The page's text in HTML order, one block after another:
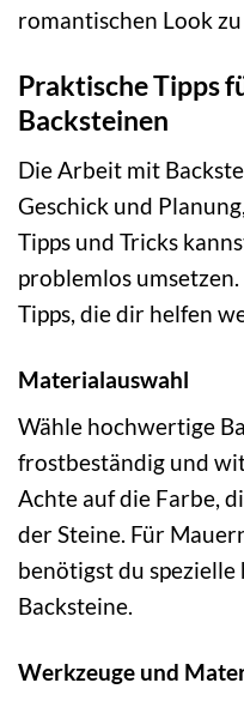
romantischen Look
Praktische Tipps
Backsteinen
Die Arbeit mit
Geschick und
Tipps und Tricks
problemlos
Tipps, die dir helfen
Materialauswahl
Wähle hochwertige
frostbeständig und
Achte auf die Farbe,
der Steine. Für
benötigst du
Backsteine.
Werkzeuge und